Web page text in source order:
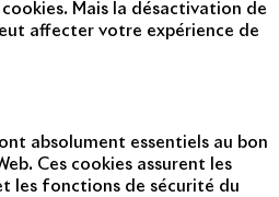
Mais la désactivation de
affecter votre expérience de
absolument essentiels au bon
Ces cookies assurent les
les fonctions de sécurité du